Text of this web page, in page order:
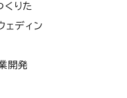
りた
ェディン
開発